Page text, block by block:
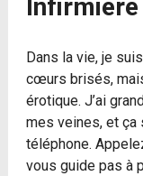
Infirmière
Dans la vie, je
cœurs brisés,
érotique. J’ai
mes veines, et ça
téléphone.
vous guide pas à